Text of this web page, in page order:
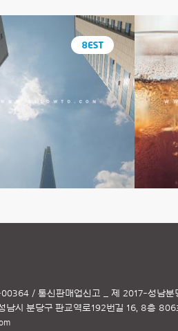
/ 통신판매업신고 _ 제 2017-성남분
남시 분당구 판교역로192번길 16, 8층 806